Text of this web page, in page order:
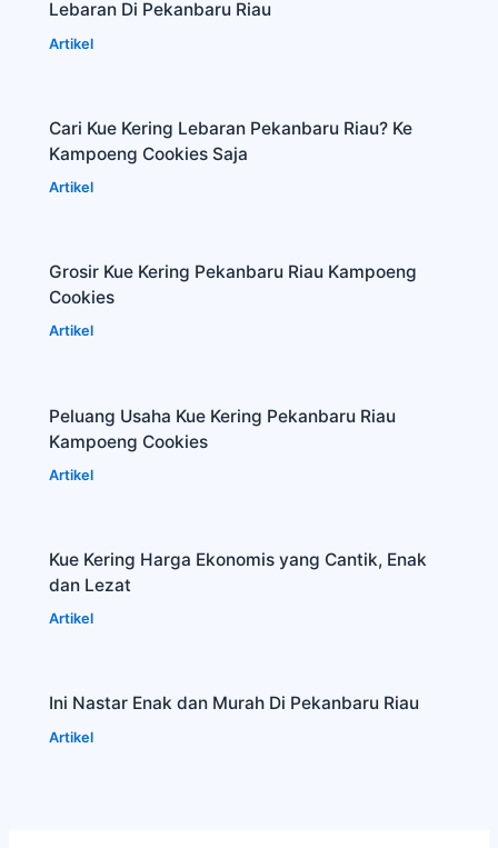
Lebaran Di Pekanbaru Riau
Artikel
Cari Kue Kering Lebaran Pekanbaru Riau? Ke
Kampoeng Cookies Saja
Artikel
Grosir Kue Kering Pekanbaru Riau Kampoeng
Cookies
Artikel
Peluang Usaha Kue Kering Pekanbaru Riau
Kampoeng Cookies
Artikel
Kue Kering Harga Ekonomis yang Cantik, Enak
dan Lezat
Artikel
Ini Nastar Enak dan Murah Di Pekanbaru Riau
Artikel